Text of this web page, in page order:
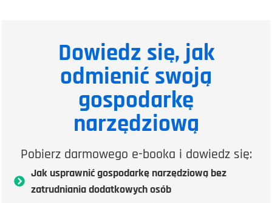
Dowiedz się, jak
odmienić swoją
gospodarkę
narzędziową
Pobierz darmowego e-booka i dowiedz się:
Jak usprawnić gospodarkę narzędziową bez
zatrudniania dodatkowych osób